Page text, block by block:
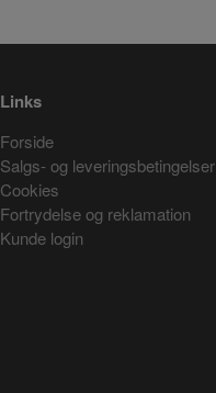
Links
Forside
Salgs- og leveringsbetingelser
Cookies
Fortrydelse og reklamation
Kunde login